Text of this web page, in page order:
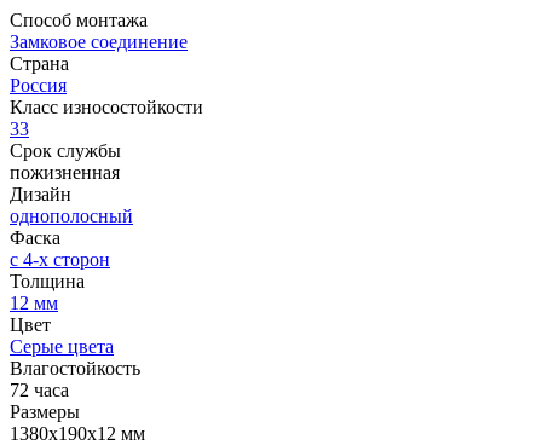
Способ монтажа
Замковое соединение
Страна
Россия
Класс износостойкости
33
Срок службы
пожизненная
Дизайн
однополосный
Фаска
с 4-х сторон
Толщина
12 мм
Цвет
Серые цвета
Влагостойкость
72 часа
Размеры
1380х190х12 мм